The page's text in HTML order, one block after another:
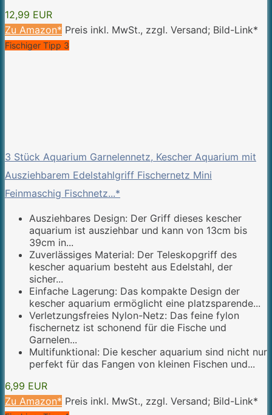
12,99 EUR
Zu Amazon* Preis inkl. MwSt., zzgl. Versand; Bild-Link*
Fischiger Tipp 3
3 Stück Aquarium Garnelennetz, Kescher Aquarium mit
Ausziehbarem Edelstahlgriff Fischernetz Mini
Feinmaschig Fischnetz...*
Ausziehbares Design: Der Griff dieses kescher
aquarium ist ausziehbar und kann von 13cm bis
39cm in...
Zuverlässiges Material: Der Teleskopgriff des
kescher aquarium besteht aus Edelstahl, der
sicher...
Einfache Lagerung: Das kompakte Design der
kescher aquarium ermöglicht eine platzsparende...
Verletzungsfreies Nylon-Netz: Das feine fylon
fischernetz ist schonend für die Fische und
Garnelen...
Multifunktional: Die kescher aquarium sind nicht nur
perfekt für das Fangen von kleinen Fischen und...
6,99 EUR
Zu Amazon* Preis inkl. MwSt., zzgl. Versand; Bild-Link*